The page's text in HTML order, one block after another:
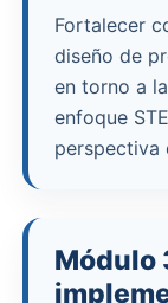
Fortalecer
diseño de
en torno a
enfoque
perspectiva
Módulo